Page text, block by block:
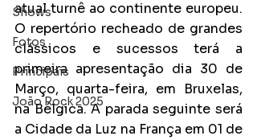
Shows
Fotos
Principais
João Rock 2025
atual turnê ao continente europeu.
O repertório recheado de grandes
clássicos e sucessos terá a
primeira apresentação dia 30 de
Março, quarta-feira, em Bruxelas,
na Bélgica. A parada seguinte será
a Cidade da Luz na França em 01 de